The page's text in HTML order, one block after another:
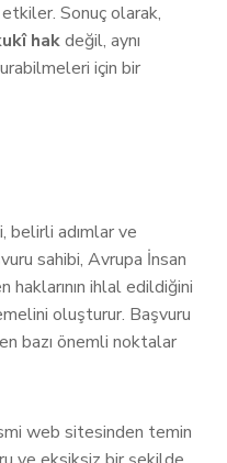
Sonuç olarak,
hakdeğil, aynı
için bir
belirli adımlar ve
sahibi, Avrupa İnsan
haklarının ihlal edildiğini
oluşturur. Başvuru
bazı önemli noktalar
web sitesinden temin